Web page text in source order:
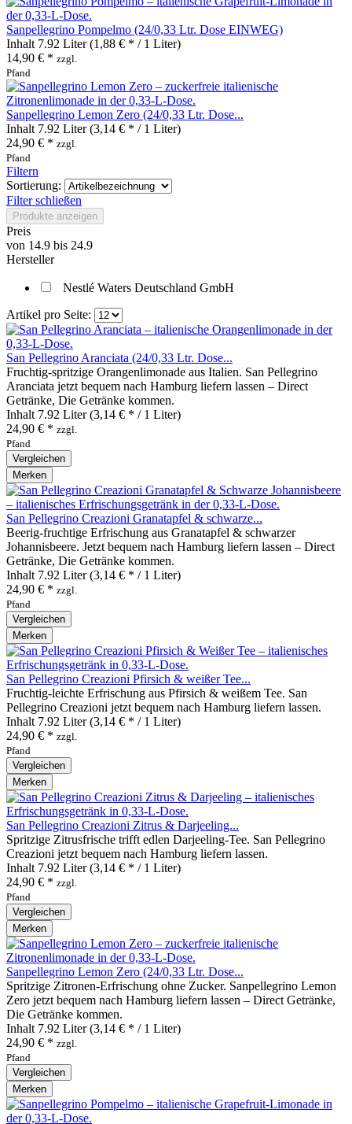
Sanpellegrino Pompelmo (24/0,33 Ltr. Dose EINWEG)
Inhalt 7.92 Liter(1,88 € * / 1 Liter)
14,90 € * zzgl.
Pfand
Sanpellegrino Lemon Zero (24/0,33 Ltr. Dose...
Inhalt 7.92 Liter(3,14 € * / 1 Liter)
24,90 € * zzgl.
Pfand
Filtern
Sortierung:
Filter schließen
Produkte anzeigen
Preis
von 14.9 bis 24.9
Hersteller
Nestlé Waters Deutschland GmbH
Artikel pro Seite:
San Pellegrino Aranciata (24/0,33 Ltr. Dose...
Fruchtig‑spritzige Orangenlimonade aus Italien. San Pellegrino
Aranciata jetzt bequem nach Hamburg liefern lassen – Direct
Getränke, Die Getränke kommen.
Inhalt 7.92 Liter(3,14 € * / 1 Liter)
24,90 € * zzgl.
Pfand
Vergleichen
Merken
San Pellegrino Creazioni Granatapfel & schwarze...
Beerig‑fruchtige Erfrischung aus Granatapfel & schwarzer
Johannisbeere. Jetzt bequem nach Hamburg liefern lassen – Direct
Getränke, Die Getränke kommen.
Inhalt 7.92 Liter(3,14 € * / 1 Liter)
24,90 € * zzgl.
Pfand
Vergleichen
Merken
San Pellegrino Creazioni Pfirsich & weißer Tee...
Fruchtig‑leichte Erfrischung aus Pfirsich & weißem Tee. San
Pellegrino Creazioni jetzt bequem nach Hamburg liefern lassen.
Inhalt 7.92 Liter(3,14 € * / 1 Liter)
24,90 € * zzgl.
Pfand
Vergleichen
Merken
San Pellegrino Creazioni Zitrus & Darjeeling...
Spritzige Zitrusfrische trifft edlen Darjeeling‑Tee. San Pellegrino
Creazioni jetzt bequem nach Hamburg liefern lassen.
Inhalt 7.92 Liter(3,14 € * / 1 Liter)
24,90 € * zzgl.
Pfand
Vergleichen
Merken
Sanpellegrino Lemon Zero (24/0,33 Ltr. Dose...
Spritzige Zitronen‑Erfrischung ohne Zucker. Sanpellegrino Lemon
Zero jetzt bequem nach Hamburg liefern lassen – Direct Getränke,
Die Getränke kommen.
Inhalt 7.92 Liter(3,14 € * / 1 Liter)
24,90 € * zzgl.
Pfand
Vergleichen
Merken